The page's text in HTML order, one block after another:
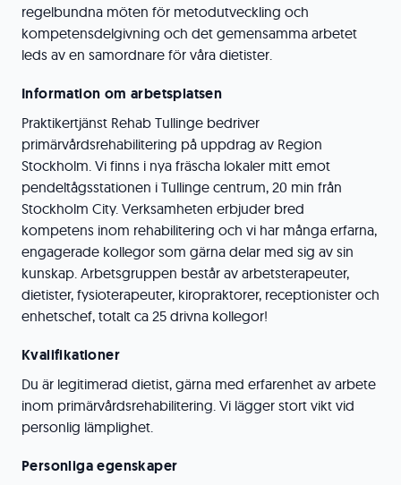
regelbundna möten för metodutveckling och
kompetensdelgivning och det gemensamma arbetet
leds av en samordnare för våra dietister.
Information om arbetsplatsen
Praktikertjänst Rehab Tullinge bedriver
primärvårdsrehabilitering på uppdrag av Region
Stockholm. Vi finns i nya fräscha lokaler mitt emot
pendeltågsstationen i Tullinge centrum, 20 min från
Stockholm City. Verksamheten erbjuder bred
kompetens inom rehabilitering och vi har många erfarna,
engagerade kollegor som gärna delar med sig av sin
kunskap. Arbetsgruppen består av arbetsterapeuter,
dietister, fysioterapeuter, kiropraktorer, receptionister och
enhetschef, totalt ca 25 drivna kollegor!
Kvalifikationer
Du är legitimerad dietist, gärna med erfarenhet av arbete
inom primärvårdsrehabilitering. Vi lägger stort vikt vid
personlig lämplighet.
Personliga egenskaper